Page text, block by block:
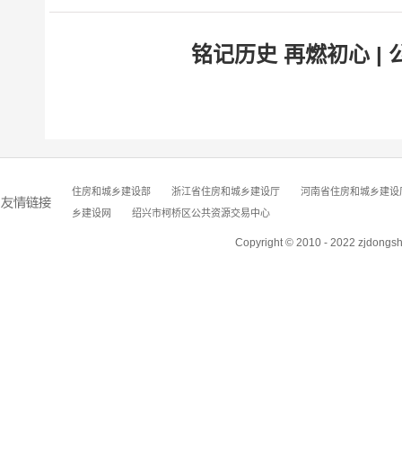
铭记历史 再燃初心 |
住房和城乡建设部 浙江省住房和城乡建设厅
河南省住房和城乡建设
乡建设网
绍兴市柯桥区公共资源交易中心
Copyright © 2010 - 2022